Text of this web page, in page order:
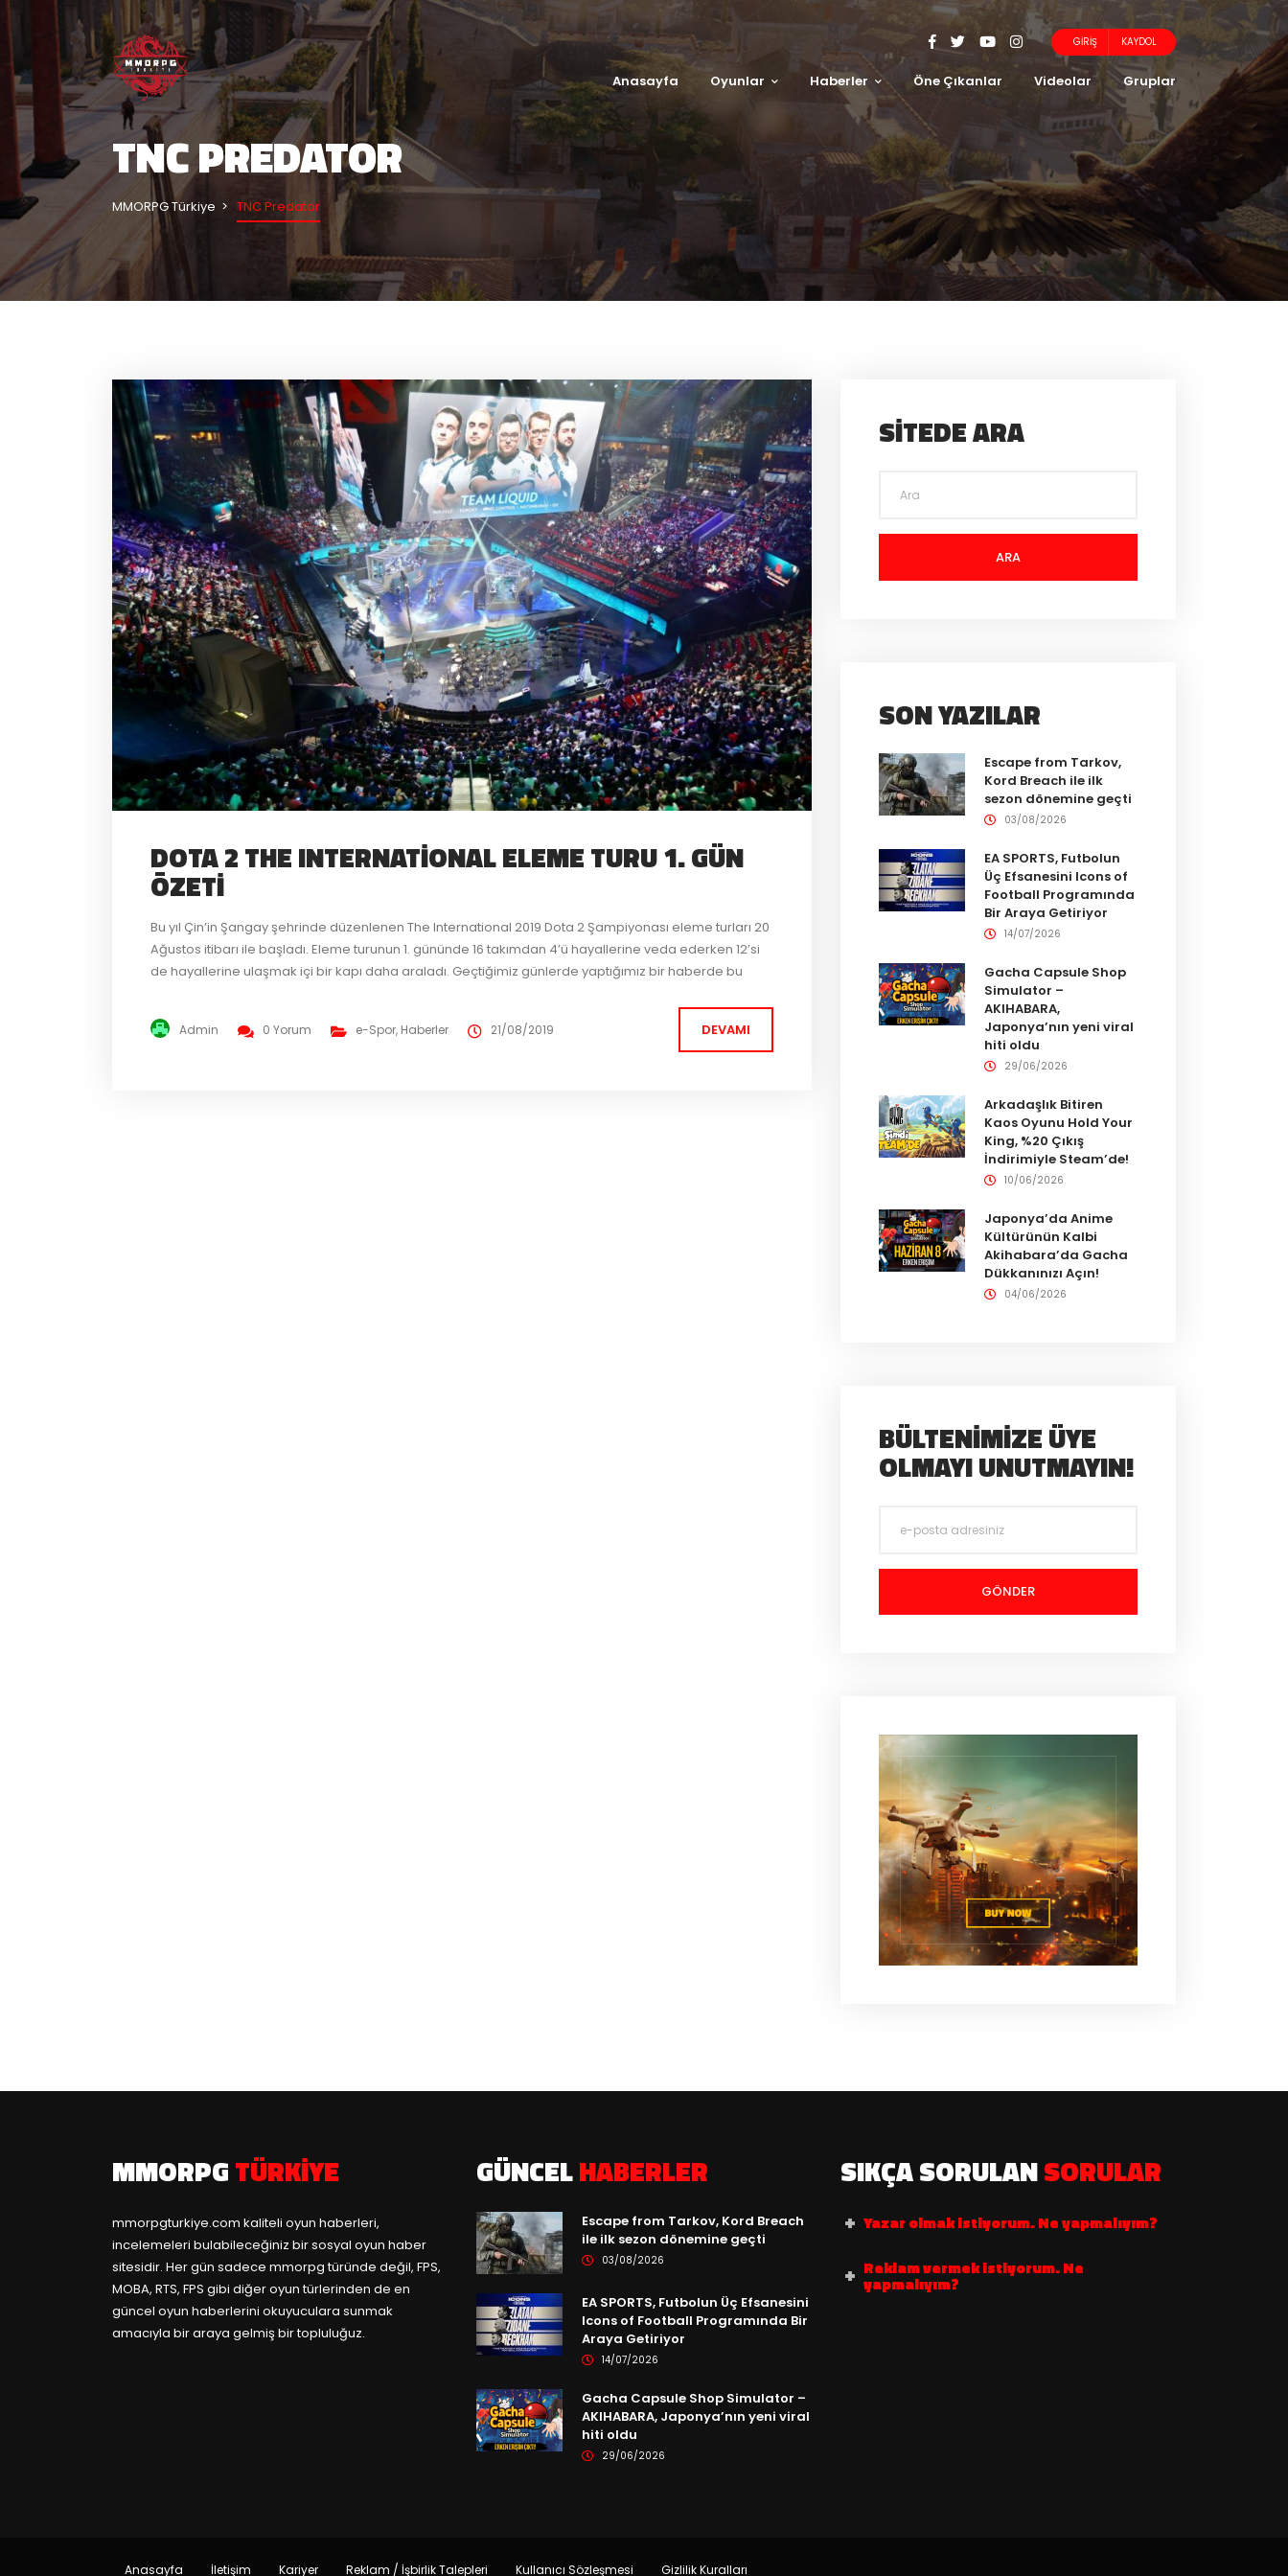
GIRIŞ KAYDOL
Anasayfa Oyunlar Haberler Öne Çıkanlar Videolar Gruplar
TNC PREDATOR
MMORPG Türkiye TNC Predator
DOTA 2 THE INTERNATIONAL ELEME TURU 1. GÜN
ÖZETI
Bu yıl Çin’in Şangay şehrinde düzenlenen The International 2019 Dota 2 Şampiyonası eleme turları 20
Ağustos itibarı ile başladı. Eleme turunun 1. gününde 16 takımdan 4’ü hayallerine veda ederken 12’si
de hayallerine ulaşmak içi bir kapı daha araladı. Geçtiğimiz günlerde yaptığımız bir haberde bu
Admin 0 Yorum e-Spor, Haberler 21/08/2019 DEVAMI
SITEDE ARA
ARA
SON YAZILAR
Escape from Tarkov,
Kord Breach ile ilk
sezon dönemine geçti
03/08/2026
EA SPORTS, Futbolun
Üç Efsanesini Icons of
Football Programında
Bir Araya Getiriyor
14/07/2026
Gacha Capsule Shop
Simulator –
AKIHABARA,
Japonya’nın yeni viral
hiti oldu
29/06/2026
Arkadaşlık Bitiren
Kaos Oyunu Hold Your
King, %20 Çıkış
İndirimiyle Steam’de!
10/06/2026
Japonya’da Anime
Kültürünün Kalbi
Akihabara’da Gacha
Dükkanınızı Açın!
04/06/2026
BÜLTENIMIZE ÜYE
OLMAYI UNUTMAYIN!
MMORPGTÜRKIYE
mmorpgturkiye.com kaliteli oyun haberleri,
incelemeleri bulabileceğiniz bir sosyal oyun haber
sitesidir. Her gün sadece mmorpg türünde değil, FPS,
MOBA, RTS, FPS gibi diğer oyun türlerinden de en
güncel oyun haberlerini okuyuculara sunmak
amacıyla bir araya gelmiş bir topluluğuz.
GÜNCELHABERLER
Escape from Tarkov, Kord Breach
ile ilk sezon dönemine geçti
03/08/2026
EA SPORTS, Futbolun Üç Efsanesini
Icons of Football Programında Bir
Araya Getiriyor
14/07/2026
Gacha Capsule Shop Simulator –
AKIHABARA, Japonya’nın yeni viral
hiti oldu
29/06/2026
SIKÇA SORULANSORULAR
Yazar olmak istiyorum. Ne yapmalıyım?
Reklam vermek istiyorum. Ne
yapmalıyım?
Anasayfa İletişim Kariyer Reklam / İşbirlik Talepleri Kullanıcı Sözleşmesi Gizlilik Kuralları